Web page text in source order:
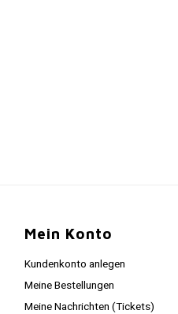
Mein Konto
Kundenkonto anlegen
Meine Bestellungen
Meine Nachrichten (Tickets)